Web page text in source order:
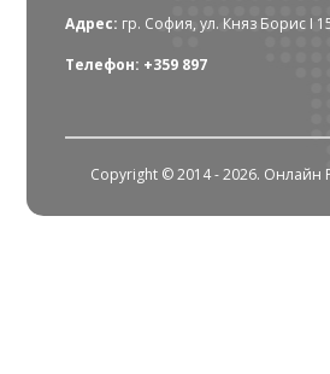
Адрес: гр. София, ул. Княз Борис I
Телефон: +359 897
Copyright © 2014 - 2026. Онлайн